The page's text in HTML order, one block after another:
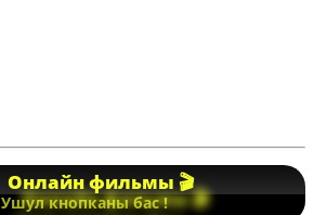
Онлайн фильмы 🎬
Ушул кнопканы бас !